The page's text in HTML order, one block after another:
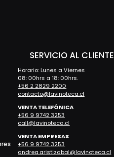
SERVICIO AL CLIENTE
Horario: Lunes a Viernes
08: 00hrs a 18: 00hrs.
+56 2 2829 2200
contacto@lavinoteca.cl
VENTA TELEFÓNICA
+56 9 9742 3253
call@lavinoteca.cl
VENTA EMPRESAS
+56 9 9742 3253
andrea.aristizabal@lavinoteca.cl